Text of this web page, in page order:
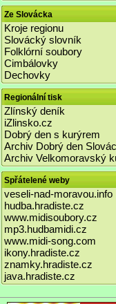
Ze Slovácka
Kroje regionu
Slovácký slovník
Folklórní soubory
Cimbálovky
Dechovky
Regionální tisk
Zlínský deník
iZlinsko.cz
Dobrý den s kurýrem
Archiv Dobrý den
Archiv Velkomoravský
Spřátelené weby
veseli-nad-moravou.info
hudba.hradiste.cz
www.midisoubory.cz
mp3.hudbamidi.cz
www.midi-song.com
ikony.hradiste.cz
znamky.hradiste.cz
java.hradiste.cz